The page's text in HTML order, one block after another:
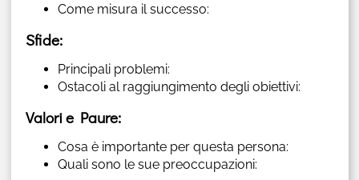
Come misura il successo:
Sfide:
Principali problemi:
Ostacoli al raggiungimento degli obiettivi:
Valori e Paure:
Cosa è importante per questa persona:
Quali sono le sue preoccupazioni: